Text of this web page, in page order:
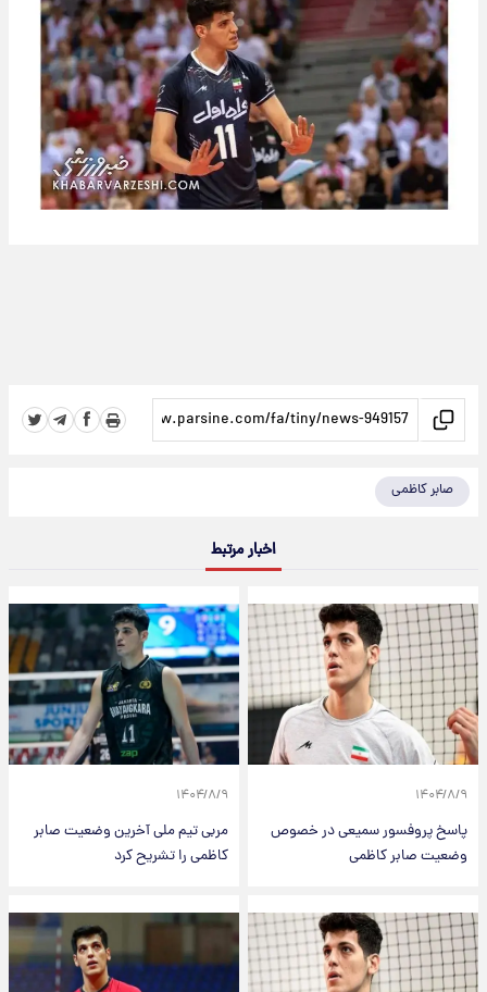
صابر کاظمی
اخبار مرتبط
۱۴۰۴/۸/۹
پاسخ پروفسور سمیعی در خصوص
وضعیت صابر کاظمی
۱۴۰۴/۸/۹
مربی تیم ملی آخرین وضعیت صابر
کاظمی را تشریح کرد